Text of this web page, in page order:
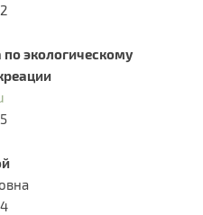
по экологическому